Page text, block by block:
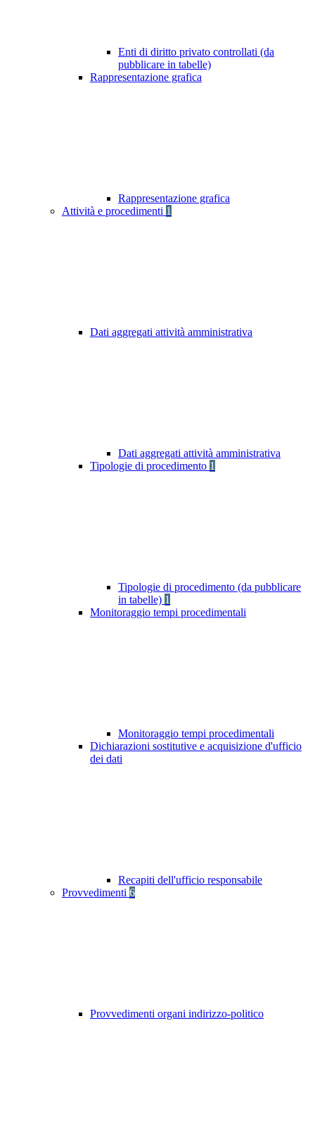
Enti di diritto privato controllati (da
pubblicare in tabelle)
Rappresentazione grafica
Rappresentazione grafica
Attività e procedimenti 1
Dati aggregati attività amministrativa
Dati aggregati attività amministrativa
Tipologie di procedimento 1
Tipologie di procedimento (da pubblicare
in tabelle) 1
Monitoraggio tempi procedimentali
Monitoraggio tempi procedimentali
Dichiarazioni sostitutive e acquisizione d'ufficio
dei dati
Recapiti dell'ufficio responsabile
Provvedimenti 6
Provvedimenti organi indirizzo-politico